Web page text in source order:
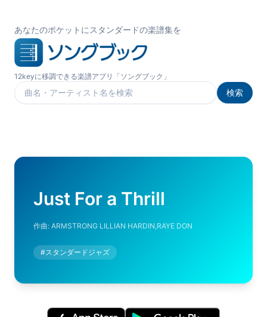
あなたのポケットにスタンダードの楽譜集を
12keyに移調できる楽譜アプリ「ソングブック」
楽曲を検索
検索
Just For a Thrill
作曲: ARMSTRONG LILLIAN HARDIN,RAYE DON
#スタンダードジャズ